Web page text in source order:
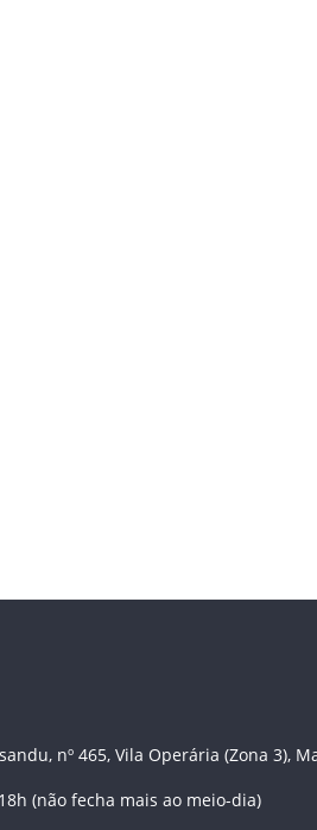
nº 465, Vila Operária (Zona 3),
(não fecha mais ao meio-dia)